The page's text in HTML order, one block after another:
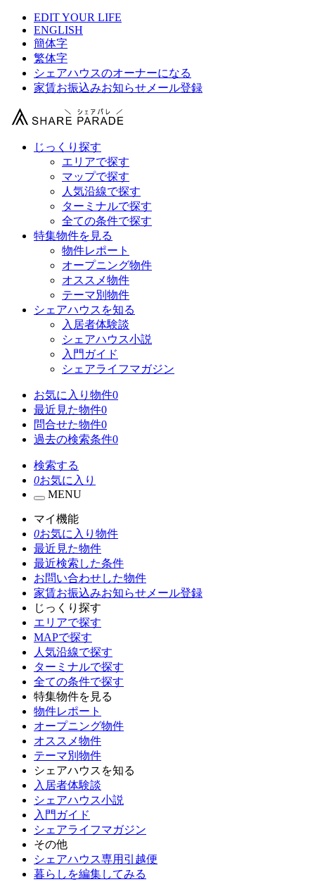
EDIT YOUR LIFE
ENGLISH
簡体字
繁体字
シェアハウスのオーナーになる
家賃お振込みお知らせメール登録
じっくり探す
エリアで探す
マップで探す
人気沿線で探す
ターミナルで探す
全ての条件で探す
特集物件を見る
物件レポート
オープニング物件
オススメ物件
テーマ別物件
シェアハウスを知る
入居者体験談
シェアハウス小説
入門ガイド
シェアライフマガジン
お気に入り物件0
最近見た物件0
問合せた物件0
過去の検索条件0
検索する
0お気に入り
MENU
マイ機能
0お気に入り物件
最近見た物件
最近検索した条件
お問い合わせした物件
家賃お振込みお知らせメール登録
じっくり探す
エリアで探す
MAPで探す
人気沿線で探す
ターミナルで探す
全ての条件で探す
特集物件を見る
物件レポート
オープニング物件
オススメ物件
テーマ別物件
シェアハウスを知る
入居者体験談
シェアハウス小説
入門ガイド
シェアライフマガジン
その他
シェアハウス専用引越便
暮らしを編集してみる